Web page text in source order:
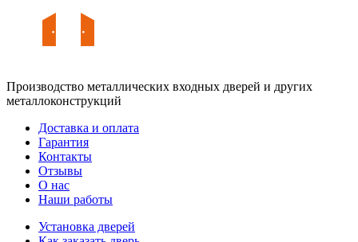
Производство металлических входных дверей и других
металлоконструкций
Доставка и оплата
Гарантия
Контакты
Отзывы
О нас
Наши работы
Установка дверей